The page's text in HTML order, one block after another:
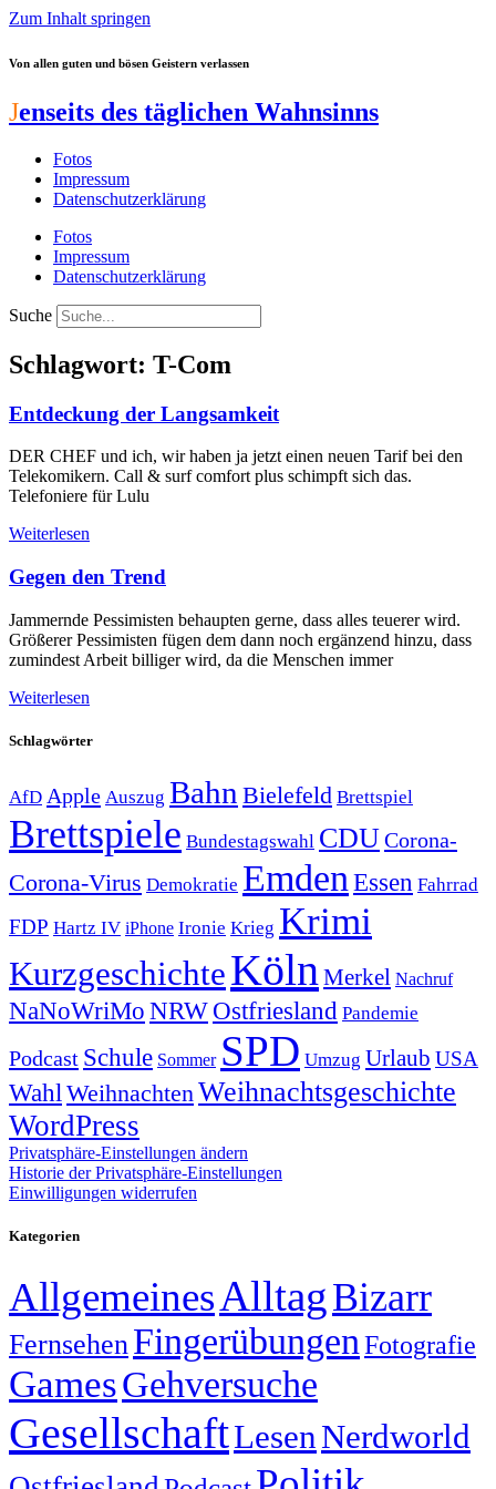
Zum Inhalt springen
Von allen guten und bösen Geistern verlassen
Jenseits des täglichen Wahnsinns
Fotos
Impressum
Datenschutzerklärung
Fotos
Impressum
Datenschutzerklärung
Suche
Schlagwort: T-Com
Entdeckung der Langsamkeit
DER CHEF und ich, wir haben ja jetzt einen neuen Tarif bei den
Telekomikern. Call & surf comfort plus schimpft sich das.
Telefoniere für Lulu
Weiterlesen
Gegen den Trend
Jammernde Pessimisten behaupten gerne, dass alles teuerer wird.
Größerer Pessimisten fügen dem dann noch ergänzend hinzu, dass
zumindest Arbeit billiger wird, da die Menschen immer
Weiterlesen
Schlagwörter
AfD Apple Auszug Bahn Bielefeld Brettspiel
Brettspiele Bundestagswahl CDUCorona-
Corona-Virus Demokratie Emden Essen Fahrrad
FDP Hartz IV iPhone Ironie Krieg Krimi
KurzgeschichteKölnMerkel Nachruf
NaNoWriMo NRWOstfriesland Pandemie
Podcast Schule Sommer SPD Umzug Urlaub USA
Wahl WeihnachtenWeihnachtsgeschichte
WordPress
Privatsphäre-Einstellungen ändern
Historie der Privatsphäre-Einstellungen
Einwilligungen widerrufen
Kategorien
AllgemeinesAlltagBizarr
Fernsehen Fingerübungen Fotografie
GamesGehversuche
GesellschaftLesen Nerdworld